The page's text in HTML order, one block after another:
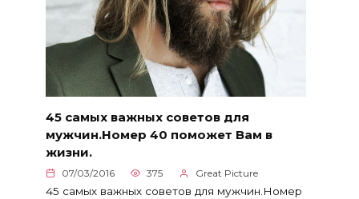
45 самых важных советов для
мужчин.Номер 40 поможет Вам в
жизни.
07/03/2016 375 Great Picture
45 самых важных советов для мужчин.Номер